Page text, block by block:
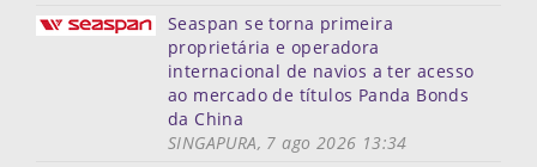
Seaspan se torna primeira
proprietária e operadora
internacional de navios a ter acesso
ao mercado de títulos Panda Bonds
da China
SINGAPURA, 7 ago 2026 13:34